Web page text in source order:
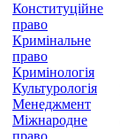
Конституційне
право
Кримінальне
право
Кримінологія
Культурологія
Менеджмент
Міжнародне
право